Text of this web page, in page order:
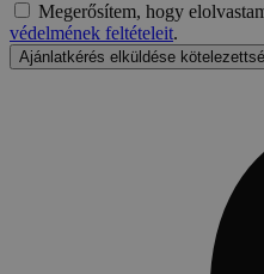
Megerősítem, hogy
védelmének feltételeit.
Ajánlatkérés elküldése